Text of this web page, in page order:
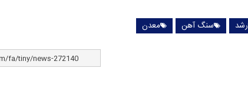
رشد سنگ آهن معدن